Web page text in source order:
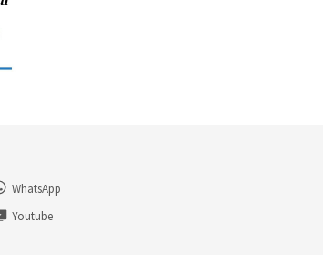
WhatsApp
Youtube